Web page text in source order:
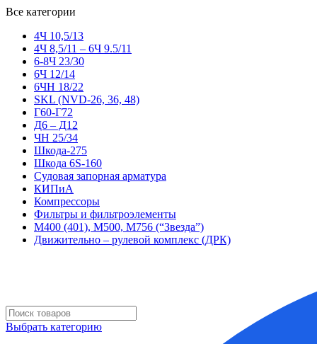
Все категории
4Ч 10,5/13
4Ч 8,5/11 – 6Ч 9.5/11
6-8Ч 23/30
6Ч 12/14
6ЧН 18/22
SKL (NVD-26, 36, 48)
Г60-Г72
Д6 – Д12
ЧН 25/34
Шкода-275
Шкода 6S-160
Судовая запорная арматура
КИПиА
Компрессоры
Фильтры и фильтроэлементы
М400 (401), М500, М756 (“Звезда”)
Движительно – рулевой комплекс (ДРК)
Выбрать категорию